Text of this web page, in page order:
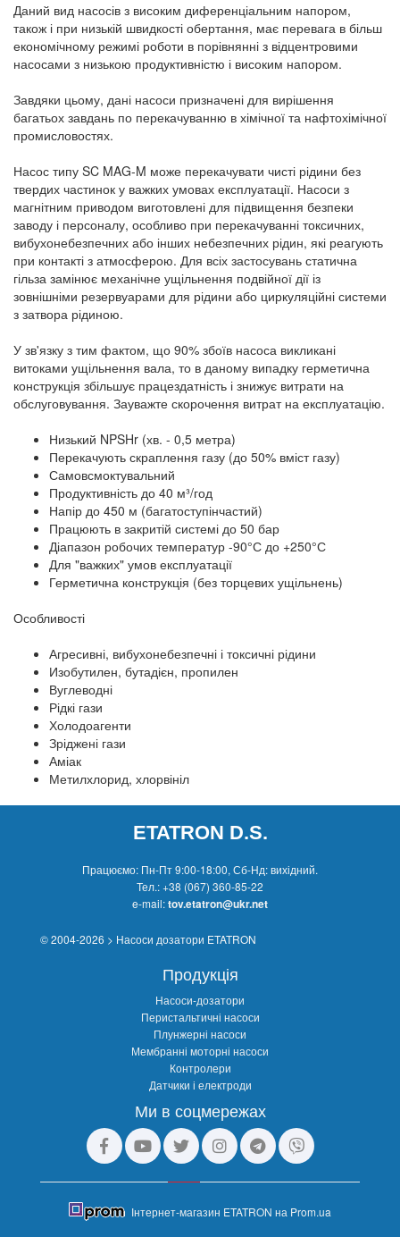
Даний вид насосів з високим диференціальним напором,
також і при низькій швидкості обертання, має перевага в більш
економічному режимі роботи в порівнянні з відцентровими
насосами з низькою продуктивністю і високим напором.
Завдяки цьому, дані насоси призначені для вирішення
багатьох завдань по перекачуванню в хімічної та нафтохімічної
промисловостях.
Насос типу SC MAG-M може перекачувати чисті рідини без
твердих частинок у важких умовах експлуатації. Насоси з
магнітним приводом виготовлені для підвищення безпеки
заводу і персоналу, особливо при перекачуванні токсичних,
вибухонебезпечних або інших небезпечних рідин, які реагують
при контакті з атмосферою. Для всіх застосувань статична
гільза замінює механічне ущільнення подвійної дії із
зовнішніми резервуарами для рідини або циркуляційні системи
з затвора рідиною.
У зв'язку з тим фактом, що 90% збоїв насоса викликані
витоками ущільнення вала, то в даному випадку герметична
конструкція збільшує працездатність і знижує витрати на
обслуговування. Зауважте скорочення витрат на експлуатацію.
Низький NPSHr (хв. - 0,5 метра)
Перекачують скраплення газу (до 50% вміст газу)
Самовсмоктувальний
Продуктивність до 40 м³/год
Напір до 450 м (багатоступінчастий)
Працюють в закритій системі до 50 бар
Діапазон робочих температур -90°С до +250°С
Для "важких" умов експлуатації
Герметична конструкція (без торцевих ущільнень)
Особливості
Агресивні, вибухонебезпечні і токсичні рідини
Изобутилен, бутадієн, пропилен
Вуглеводні
Рідкі гази
Холодоагенти
Зріджені гази
Аміак
Метилхлорид, хлорвініл
ETATRON D.S.
Працюємо: Пн-Пт 9:00-18:00, Сб-Нд: вихідний.
Тел.:+38 (067) 360-85-22
e-mail:tov.etatron@ukr.net
© 2004-2026 > Насоси дозатори ETATRON
Продукція
Насоси-дозатори
Перистальтичні насоси
Плунжерні насоси
Мембранні моторні насоси
Контролери
Датчики і електроди
Ми в соцмережах
Інтернет-магазин ETATRON на Prom.ua